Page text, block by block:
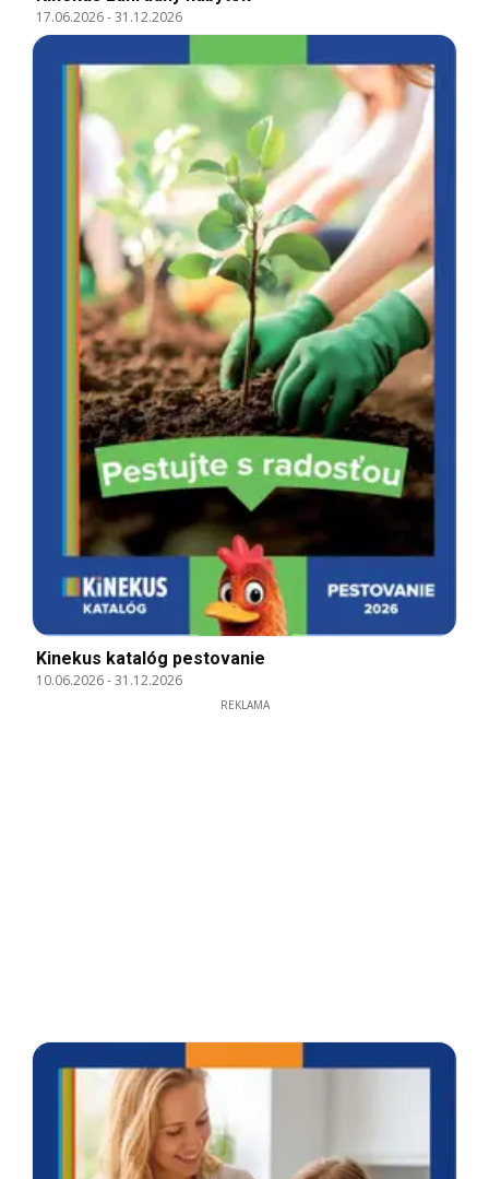
17.06.2026-31.12.2026
Kinekus katalóg pestovanie
10.06.2026-31.12.2026
REKLAMA